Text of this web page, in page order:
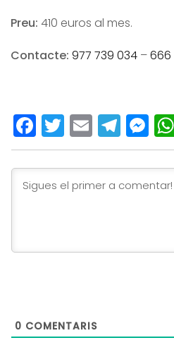
Preu: 410 euros al mes.
Contacte: 977 739 034 –666
Facebook
Twitter
Email
0 COMENTARIS